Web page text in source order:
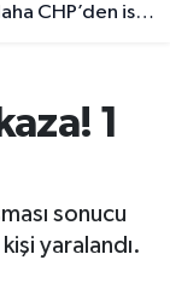
istifa etti
1
sonucu
yaralandı.
Fikstür